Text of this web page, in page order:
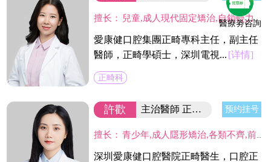
醫療劵咨詢
擅长： 兒童,成人現代固定矯治,自鎖輕力矯治,美國Invisalign透明隱形矯治,德國Incognito舌側矯治,對各類復雜,疑難錯頜牙病例有較深研究。
愛康健口腔集團正畸專科主任，副主任
醫師，正畸學碩士，深圳電視... [详情]
正畸科
許歡 主治醫師 正畸學碩士 预约挂号
擅长： 青少年,成人隱形矯治,各類不齊,前突,反頜等牙性,頜骨性的錯頜畸形,關註上呼吸道和口腔不良習慣與矯治的關系,全面設計把控美容美學,肌肉功能和牙齒咬合統一和諧。
深圳愛康健口腔醫院正畸醫生，口腔正